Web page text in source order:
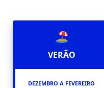
VERÃO
DEZEMBRO A FEVEREIRO